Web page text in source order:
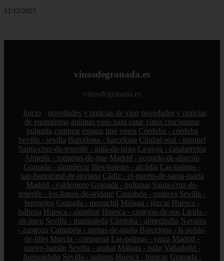
12/12/2025
vinosdegranada.es
vinosdegranada.es
Inicio novedades y noticias de vino novedades y noticias
de enoturismo antiguo vaso para catar vinos crucigrama
bulgaria comprar espana tipo vinos Córdoba - córdoba
Sevilla - sevilla Barcelona - barcelona Ciudad-real - montiel
Santa-cruz-de-tenerife - guía-de-isora La-rioja - casalarreina
Almería - roquetas-de-mar Madrid - pozuelo-de-alarcón
Granada - almuñécar Illes-balears - alcúdia Las-palmas -
san-bartolomé-de-tirajana Cádiz - el-puerto-de-santa-maría
Madrid - valdemoro Granada - pulianas Santa-cruz-de-
tenerife - los-llanos-de-aridane Cantabria - suances Sevilla -
bormujos Granada - monachil Málaga - júzcar Huesca -
isábena Huesca - alquézar Huesca - castejón-de-sos Lleida -
alt-àneu Sevilla - marinaleda Córdoba - almedinilla Navarra
- zangoza Cantabria - arenas-de-iguña Barcelona - la-pobla-
de-lillet Murcia - cartagena Las-palmas - yaiza Madrid -
nuevo-baztán Sevilla - arahal Málaga - istán Valladolid -
fuensaldaña Sevilla - salteras Huesca - biescas Granada -